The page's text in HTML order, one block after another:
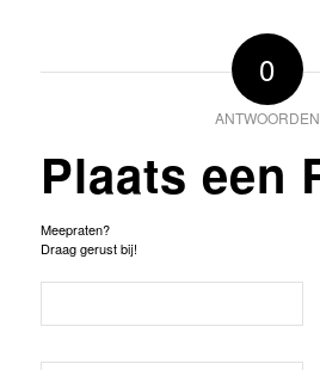
0
ANTWOORDEN
Plaats een
Meepraten?
Draag gerust bij!